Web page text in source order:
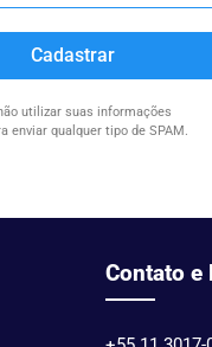
Cadastrar
utilizar suas informações
enviar qualquer tipo de SPAM.
Contato e